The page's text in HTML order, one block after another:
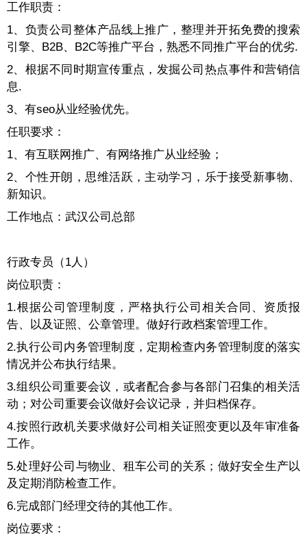
工作职责：
1、负责公司整体产品线上推广，整理并开拓免费的搜索
引擎、B2B、B2C等推广平台，熟悉不同推广平台的优劣.
2、根据不同时期宣传重点，发掘公司热点事件和营销信
息.
3、有seo从业经验优先。
任职要求：
1、有互联网推广、有网络推广从业经验；
2、个性开朗，思维活跃，主动学习，乐于接受新事物、
新知识。
工作地点：武汉公司总部
行政专员（1人）
岗位职责：
1.根据公司管理制度，严格执行公司相关合同、资质报
告、以及证照、公章管理。做好行政档案管理工作。
2.执行公司内务管理制度，定期检查内务管理制度的落实
情况并公布执行结果。
3.组织公司重要会议，或者配合参与各部门召集的相关活
动；对公司重要会议做好会议记录，并归档保存。
4.按照行政机关要求做好公司相关证照变更以及年审准备
工作。
5.处理好公司与物业、租车公司的关系；做好安全生产以
及定期消防检查工作。
6.完成部门经理交待的其他工作。
岗位要求：